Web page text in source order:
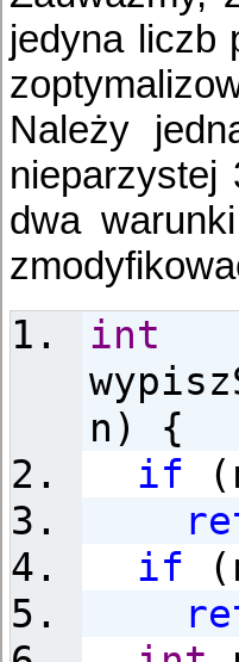
jedyna liczb
Należy
nieparzystej
dwa
int
n) {
if
if